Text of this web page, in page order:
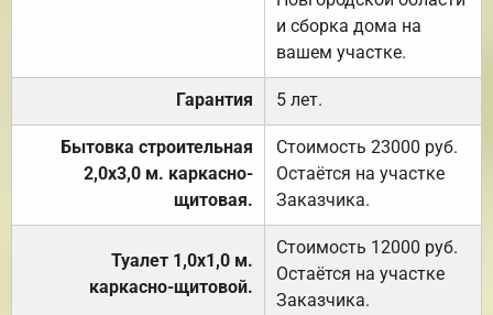
и сборка дома на
вашем участке.
Гарантия 5 лет.
Бытовка строительная
2,0х3,0 м. каркасно-
щитовая.
Стоимость 23000 руб.
Остаётся на участке
Заказчика.
Туалет 1,0х1,0 м.
каркасно-щитовой.
Стоимость 12000 руб.
Остаётся на участке
Заказчика.